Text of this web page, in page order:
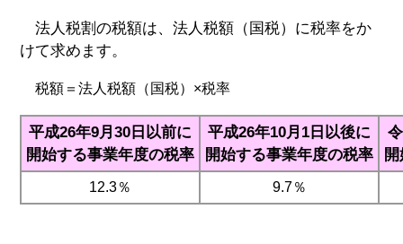
法人税割の税額は、法人税額（国税）に税率をか
けて求めます。
税額＝法人税額（国税）×税率
平成26年9月30日以前に
開始する事業年度の税率
平成26年10月1日以後に
開始する事業年度の税率
12.3％ 9.7％